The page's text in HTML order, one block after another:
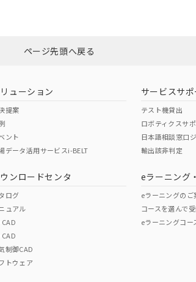
ちら
する可能性があります。
（アメリカ
この製品の規格認証/適合
その他の認証はこちらのページからご
ページ先頭へ戻る
ューション
提案
ント
データ活用サービスi-BELT
ンロードセンタ
ログ
ュアル
制御CAD
トウェア
サービスサポ
テスト機貸出
ロボティクスサ
日本語相談窓口
輸出該非判定
eラーニング
eラーニングのご
コースを選んで
eラーニングコー